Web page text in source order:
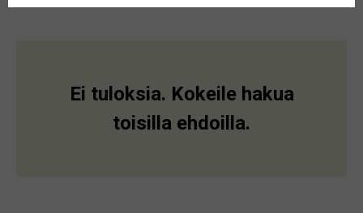
Ei tuloksia. Kokeile hakua
toisilla ehdoilla.